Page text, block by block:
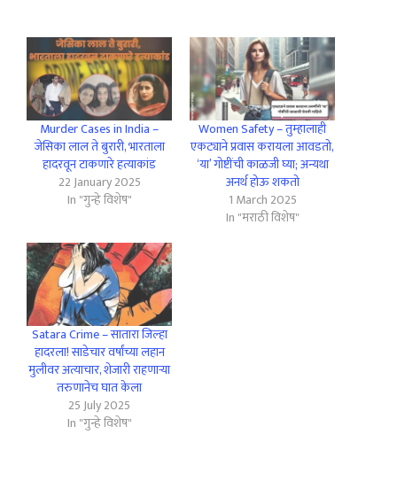
Murder Cases in India –
जेसिका लाल ते बुरारी, भारताला
हादरवून टाकणारे हत्याकांड
22 January 2025
In "गुन्हे विशेष"
Women Safety – तुम्हालाही
एकट्याने प्रवास करायला आवडतो,
‘या’ गोष्टींची काळजी घ्या; अन्यथा
अनर्थ होऊ शकतो
1 March 2025
In "मराठी विशेष"
Satara Crime – सातारा जिल्हा
हादरला! साडेचार वर्षांच्या लहान
मुलीवर अत्याचार, शेजारी राहणार्‍या
तरुणानेच घात केला
25 July 2025
In "गुन्हे विशेष"